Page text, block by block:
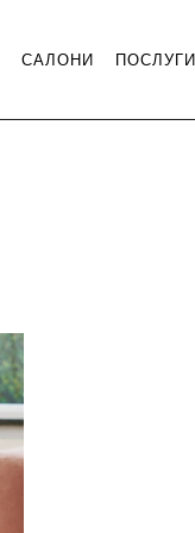
САЛОНИ ПОСЛУГИ